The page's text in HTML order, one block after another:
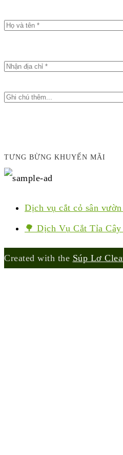
TƯNG BỪNG KHUYẾN MÃI
Dịch vụ cắt cỏ sân
🌳 Dịch Vụ Cắt Tỉa
Created with the Súp Lơ